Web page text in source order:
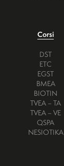
Corsi
DST
ETC
EGST
BMEA
BIOTIN
TVEA – TA
TVEA – VE
QSPA
NESIOTIKA